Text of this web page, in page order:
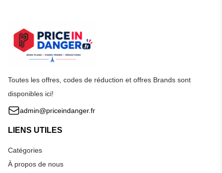
Toutes les offres, codes de réduction et offres Brands sont
disponibles ici!
admin@priceindanger.fr
LIENS UTILES
Catégories
À propos de nous